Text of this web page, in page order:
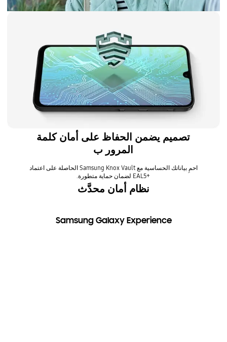
تصميم يضمن الحفاظ على أمان كلمة
المرور ب
احمِ بياناتك الحساسية مع Samsung Knox Vault الحاصلة على اعتماد
EAL5+‎ لضمان حماية متطورة.
نظام أمان محدَّث
Samsung Galaxy Experience